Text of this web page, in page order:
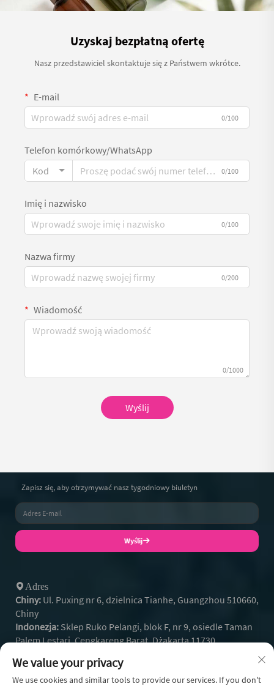
Uzyskaj bezpłatną ofertę
Nasz przedstawiciel skontaktuje się z Państwem wkrótce.
E-mail
0/100
Telefon komórkowy/WhatsApp
Kod
0/100
Imię i nazwisko
0/100
Nazwa firmy
0/200
Wiadomość
0/1000
Wyślij
Zapisz się, aby otrzymywać nasz tygodniowy biuletyn
Wyślij
Adres
Chiny: Ul. Puxing nr 6, dzielnica Tianhe, Guangzhou 510660,
Chiny
Indonezja: Sklep Ruko Pelangi, blok F, nr 9, osiedle Taman
Palem Lestari, Cengkareng Barat, Dżakarta 11730
Whatsapp:+62 812-9504-2586
E-mail:[email protected]
We value your privacy
We use cookies and similar tools to provide our services. If you don't